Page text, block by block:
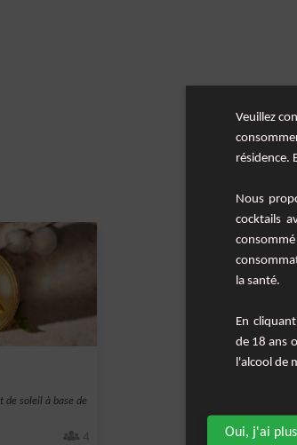
de soleil à base de
4
Veuillez
résidence.
Nous
cocktails
la santé.
En
de 18 ans
l'alcool de
Oui, j'ai